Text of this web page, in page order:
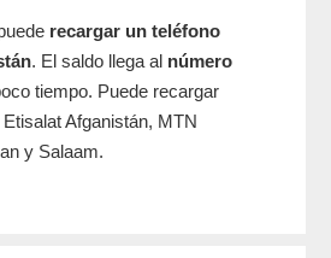
recargar un teléfono
. El saldo llega al número
tiempo. Puede recargar
Afganistán, MTN
y Salaam.